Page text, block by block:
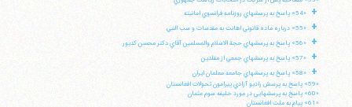
+ «54» پاسخ به پرسشهاي روزنامه فرانسوي امانيته
+ «55» درباره ماده قانوني اهانت به مقدسات و سب النبي
+ «56» پاسخ به پرسشهاي حجة الاسلام والمسلمين آقاي دكتر محسن كديور
+ «57» پاسخ به پرسشهاي جمعي از مقلدين
+
«58» پاسخ به پرسشهاي جامعه معلمان ايران
«59» پاسخ به پرسش راديو آزادي پيرامون تحولات افغانستان
«60» پاسخ به پرسشهايي در مورد خليفه سوم عثمان
«61» پيام به ملت افغانستان